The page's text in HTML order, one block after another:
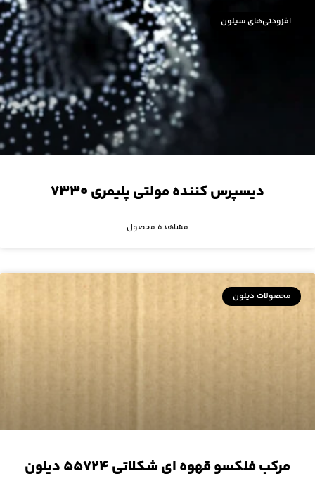
افزودنی‌های سیلون
دیسپرس کننده مولتی پلیمری ۷۳۳۰
مشاهده محصول
محصولات دیلون
مرکب فلکسو قهوه ای شکلاتی ۵۵۷۲۴ دیلون